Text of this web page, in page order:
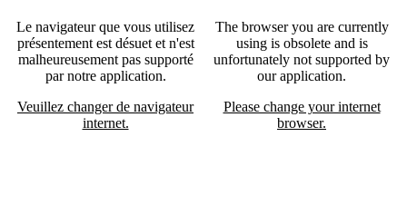
Le navigateur que vous utilisez
présentement est désuet et n'est
malheureusement pas supporté
par notre application.
Veuillez changer de navigateur
internet.
The browser you are currently
using is obsolete and is
unfortunately not supported by
our application.
Please change your internet
browser.